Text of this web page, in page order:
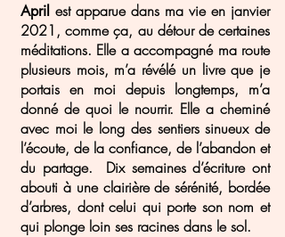
April est apparue dans ma vie en janvier
2021, comme ça, au détour de certaines
méditations. Elle a accompagné ma route
plusieurs mois, m’a révélé un livre que je
portais en moi depuis longtemps, m’a
donné de quoi le nourrir. Elle a cheminé
avec moi le long des sentiers sinueux de
l’écoute, de la confiance, de l’abandon et
du partage. Dix semaines d’écriture ont
abouti à une clairière de sérénité, bordée
d’arbres, dont celui qui porte son nom et
qui plonge loin ses racines dans le sol.